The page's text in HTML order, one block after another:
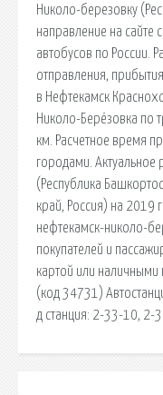
Николо-березовку
направление на сайте
автобусов по России.
отправления,
в Нефтекамск
Николо-Берёзовка по
км. Расчетное время
городами. Актуальное
(Республика
край, Россия) на 2019
нефтекамск-николо-
покупателей и
картой или
(код 34731)
д станция: 2-33-10, 2-